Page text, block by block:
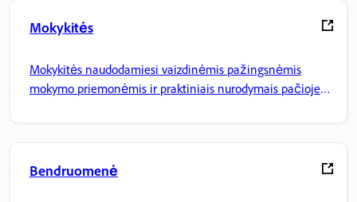
Mokykitės
Mokykitės naudodamiesi vaizdinėmis pažingsnėmis
mokymo priemonėmis ir praktiniais nurodymais pačioje
Bendruomenė